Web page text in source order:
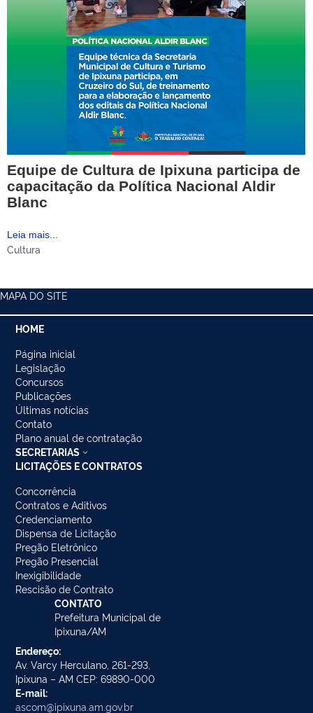
Equipe de Cultura de Ipixuna participa de
capacitação da Política Nacional Aldir
Blanc
Leia mais...
Cultura
MAPA DO SITE
HOME
Página inicial
Legislação
Concursos
Publicações
Últimas notícias
Contato
Plano anual de contratação
SECRETARIAS
LICITAÇÕES E CONTRATOS
Concorrência
Contratos e Aditivos
Credenciamento
Dispensa de Licitação
Pregão Eletrônico
Pregão Presencial
Inexigibilidade
Rescisão de Contrato
CONTATO
Prefeitura Municipal de
Ipixuna/AM
Endereço:
Av. Varcy Herculano, 261-293,
Ipixuna – AM CEP: 69890-000
E-mail:
ascom@ipixuna.am.gov.br